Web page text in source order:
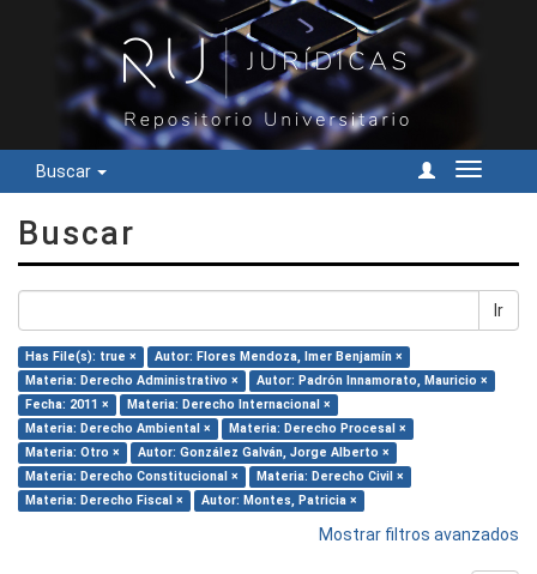
Buscar
Cambiar
Buscar
Ir
Has File(s): true ×
Autor: Flores Mendoza, Imer Benjamín ×
Materia: Derecho Administrativo ×
Autor: Padrón Innamorato, Mauricio ×
Fecha: 2011 ×
Materia: Derecho Internacional ×
Materia: Derecho Ambiental ×
Materia: Derecho Procesal ×
Materia: Otro ×
Autor: González Galván, Jorge Alberto ×
Materia: Derecho Constitucional ×
Materia: Derecho Civil ×
Materia: Derecho Fiscal ×
Autor: Montes, Patricia ×
Mostrar filtros avanzados